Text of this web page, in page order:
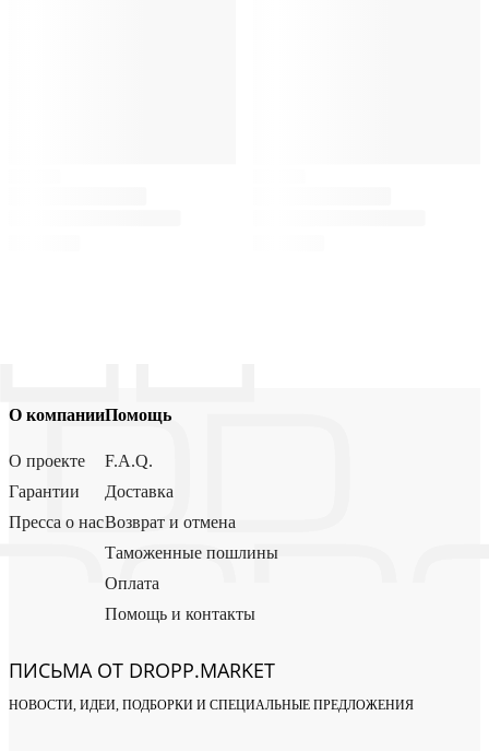
О компании
О проекте
Гарантии
Пресса о нас
Помощь
F.A.Q.
Доставка
Возврат и отмена
Таможенные пошлины
Оплата
Помощь и контакты
ПИСЬМА ОТ DROPP.MARKET
НОВОСТИ, ИДЕИ, ПОДБОРКИ И СПЕЦИАЛЬНЫЕ ПРЕДЛОЖЕНИЯ